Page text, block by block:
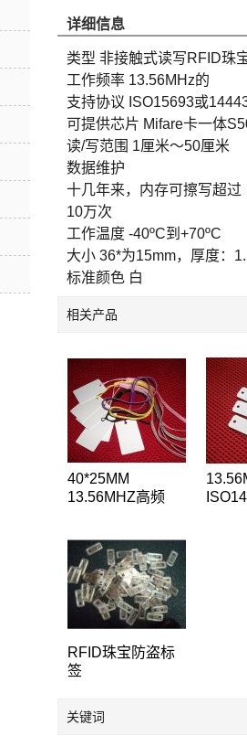
详细信息
类型 非接触式读写RFID珠
工作频率 13.56MHz的
支持协议 ISO15693或
可提供芯片 Mifare卡一体
读/写范围 1厘米〜50厘米
数据维护
十几年来，内存可擦写超
10万次
工作温度 -40ºC到+70ºC
大小 36*为15mm，厚度：
标准颜色 白
相关产品
40*25MM
13.56MHZ高频
S50吊牌标签
RFID珠宝防盗标
签
关键词